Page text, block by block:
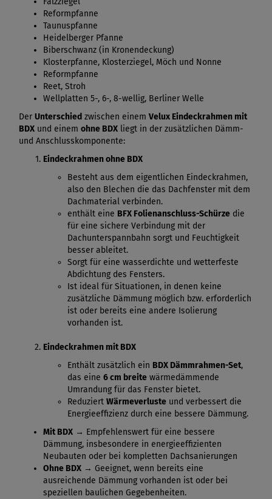
Reformpfanne
Taunuspfanne
Heidelberger Pfanne
Biberschwanz (in Kronendeckung)
Klosterpfanne, Klosterziegel, Möch und Nonne
Reformpfanne
Reet, Stroh
Wellplatten 5-, 6-, 8-wellig, Berliner Welle
Der Unterschied zwischen einem Velux Eindeckrahmen mit
BDX und einem ohne BDX liegt in der zusätzlichen Dämm-
und Anschlusskomponente:
Eindeckrahmen ohne BDX
Besteht aus dem eigentlichen Eindeckrahmen,
also den Blechen die das Dachfenster mit dem
Dachmaterial verbinden.
enthält eine BFX Folienanschluss-Schürze die
für eine sichere Verbindung mit der
Dachunterspannbahn sorgt und Feuchtigkeit
besser ableitet.
Sorgt für eine wasserdichte und wetterfeste
Abdichtung des Fensters.
Ist ideal für Situationen, in denen keine
zusätzliche Dämmung möglich bzw. erforderlich
ist oder bereits eine andere Isolierung
vorhanden ist.
Eindeckrahmen mit BDX
Enthält zusätzlich ein BDX Dämmrahmen-Set,
das eine 6 cm breite wärmedämmende
Umrandung für das Fenster bietet.
Reduziert Wärmeverluste und verbessert die
Energieeffizienz durch eine bessere Dämmung.
Mit BDX → Empfehlenswert für eine bessere
Dämmung, insbesondere in energieeffizienten
Neubauten oder bei kompletten Dachsanierungen
Ohne BDX → Geeignet, wenn bereits eine
ausreichende Dämmung vorhanden ist oder bei
speziellen baulichen Gegebenheiten.